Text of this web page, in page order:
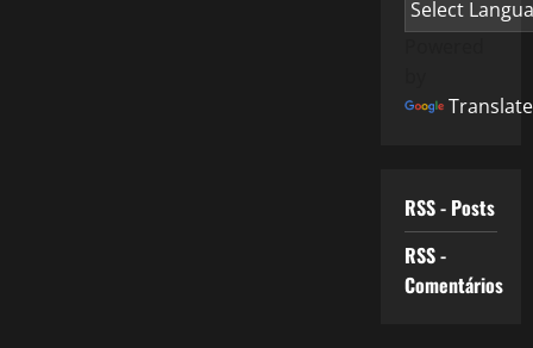
Translate
RSS - Posts
RSS -
Comentários